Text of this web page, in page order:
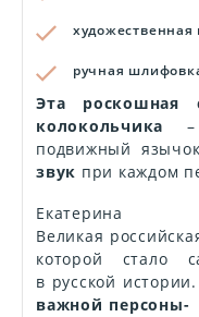
ручная
Эта роскошная
колокольчика –
подвижный
звук при каждом
Великая
которой стало
в русской истории.
важной персоны-